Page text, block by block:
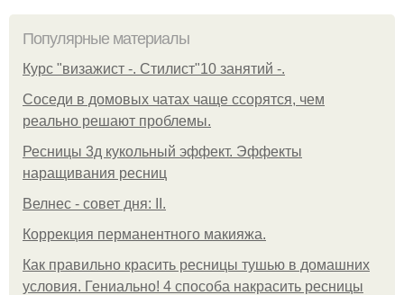
Популярные материалы
Курс "визажист -. Стилист"10 занятий -.
Соседи в домовых чатах чаще ссорятся, чем
реально решают проблемы.
Ресницы 3д кукольный эффект. Эффекты
наращивания ресниц
Велнес - совет дня: II.
Коррекция перманентного макияжа.
Как правильно красить ресницы тушью в домашних
условия. Гениально! 4 способа накрасить ресницы